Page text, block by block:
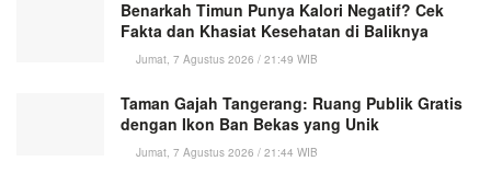
Benarkah Timun Punya Kalori Negatif? Cek
Fakta dan Khasiat Kesehatan di Baliknya
Jumat, 7 Agustus 2026 / 21:49 WIB
Taman Gajah Tangerang: Ruang Publik Gratis
dengan Ikon Ban Bekas yang Unik
Jumat, 7 Agustus 2026 / 21:44 WIB